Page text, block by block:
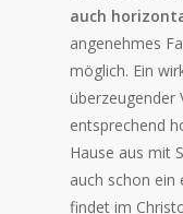
auch
angenehmes
möglich. Ein
überzeugender
entsprechend
Hause aus mit
auch schon ein
findet im